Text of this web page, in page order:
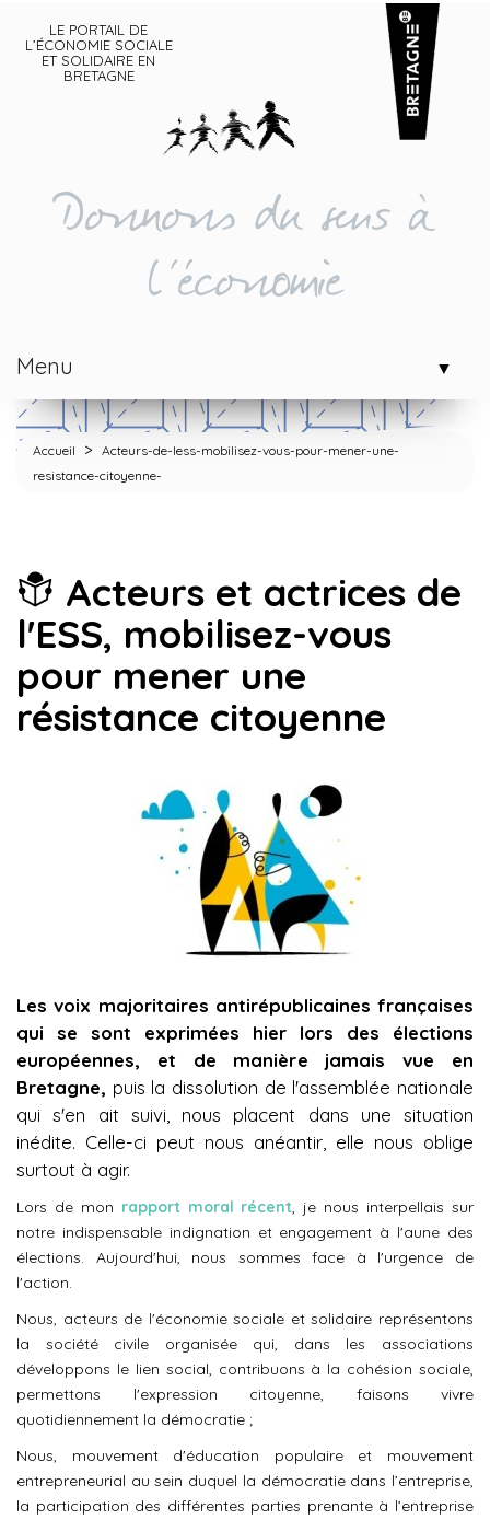
LE PORTAIL DE
L’ÉCONOMIE SOCIALE
ET SOLIDAIRE EN
BRETAGNE
Donnons du sens à
l'économie
Menu ▼
Accueil > Acteurs-de-less-mobilisez-vous-pour-mener-une-
resistance-citoyenne-
Acteurs et actrices de
l'ESS, mobilisez-vous
pour mener une
résistance citoyenne
Les voix majoritaires antirépublicaines françaises
qui se sont exprimées hier lors des élections
européennes, et de manière jamais vue en
Bretagne, puis la dissolution de l'assemblée nationale
qui s'en ait suivi, nous placent dans une situation
inédite. Celle-ci peut nous anéantir, elle nous oblige
surtout à agir.
Lors de mon rapport moral récent, je nous interpellais sur
notre indispensable indignation et engagement à l'aune des
élections. Aujourd'hui, nous sommes face à l'urgence de
l'action.
Nous, acteurs de l'économie sociale et solidaire représentons
la société civile organisée qui, dans les associations
développons le lien social, contribuons à la cohésion sociale,
permettons l'expression citoyenne, faisons vivre
quotidiennement la démocratie ;
Nous, mouvement d'éducation populaire et mouvement
entrepreneurial au sein duquel la démocratie dans l’entreprise,
la participation des différentes parties prenante à l’entreprise